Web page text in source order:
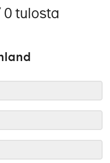
tulosta